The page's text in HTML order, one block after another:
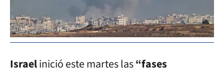
Israelinició este martes las“fases